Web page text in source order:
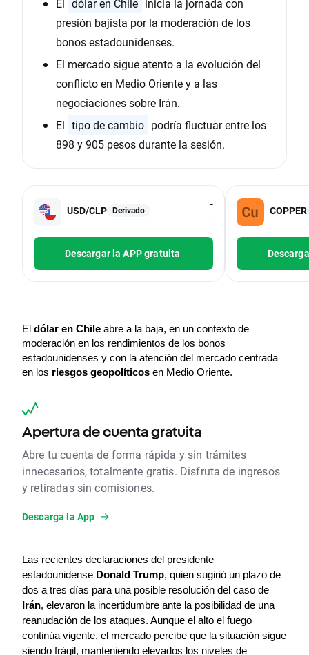
presión bajista por la moderación de los
bonos estadounidenses.
El mercado sigue atento a la evolución del
conflicto en Medio Oriente y a las
negociaciones sobre Irán.
El tipo de cambio podría fluctuar entre los
898 y 905 pesos durante la sesión.
USD/CLP Derivado
-
-
Descargar la APP gratuita
COPPER
El dólar en Chile abre a la baja, en un contexto de
moderación en los rendimientos de los bonos
estadounidenses y con la atención del mercado centrada
en los riesgos geopolíticos en Medio Oriente.
Apertura de cuenta gratuita
Abre tu cuenta de forma rápida y sin trámites
innecesarios, totalmente gratis. Disfruta de ingresos
y retiradas sin comisiones.
Descarga la App
Las recientes declaraciones del presidente
estadounidense Donald Trump, quien sugirió un plazo de
Irán, elevaron la incertidumbre ante la posibilidad de una
reanudación de los ataques. Aunque el alto el fuego
continúa vigente, el mercado percibe que la situación sigue